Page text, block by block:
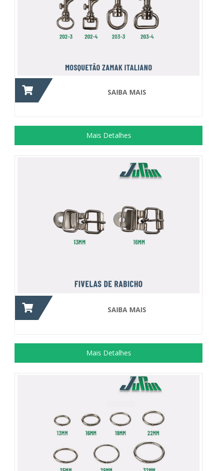
+ DETALHES
SAIBA MAIS
Mais Detalhes
SAIBA MAIS
Mais Detalhes
Material com extensa aplicação, como...
+ DETALHES